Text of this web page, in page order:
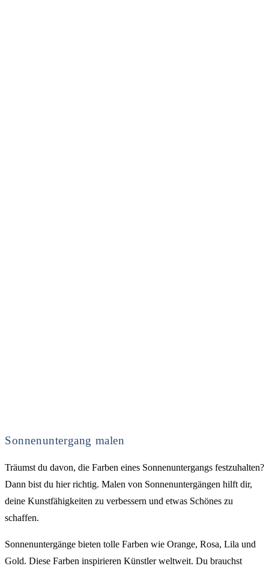
Sonnenuntergang malen
Träumst du davon, die Farben eines Sonnenuntergangs festzuhalten?
Dann bist du hier richtig. Malen von Sonnenuntergängen hilft dir,
deine Kunstfähigkeiten zu verbessern und etwas Schönes zu
schaffen.
Sonnenuntergänge bieten tolle Farben wie Orange, Rosa, Lila und
Gold. Diese Farben inspirieren Künstler weltweit. Du brauchst